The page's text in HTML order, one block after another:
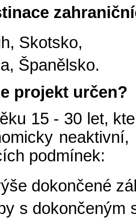
Skotsko,
Španělsko.
projekt určen?
15 - 30 let,
podmínek:
dokončené
s dokončeným